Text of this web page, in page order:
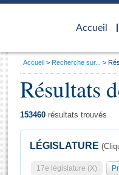
Accueil
d'accueil
Général
Vous
Accueil Recherche sur...
Résultats
153460 résultats trouvés
LÉGISLATURE
17e législature (X)